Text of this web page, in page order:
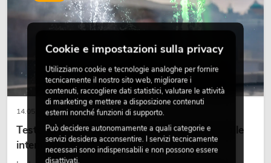
14.05.2026
Teste mobili outdoor: teste mobili resistenti alle
intemperie per eventi
Cookie e impostazioni sulla privacy
Utilizziamo cookie e tecnologie analoghe per fornire
tecnicamente il nostro sito web, migliorare i
contenuti, raccogliere dati statistici, valutare le attività
di marketing e mettere a disposizione contenuti
esterni nonché funzioni di supporto.
Può decidere autonomamente a quali categorie e
servizi desidera acconsentire. I servizi tecnicamente
necessari sono indispensabili e non possono essere
disattivati.